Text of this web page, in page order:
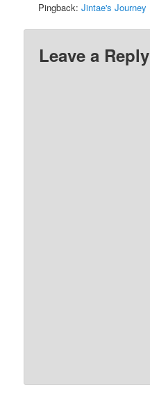
Pingback:Jintae's Journey
Leave a Reply